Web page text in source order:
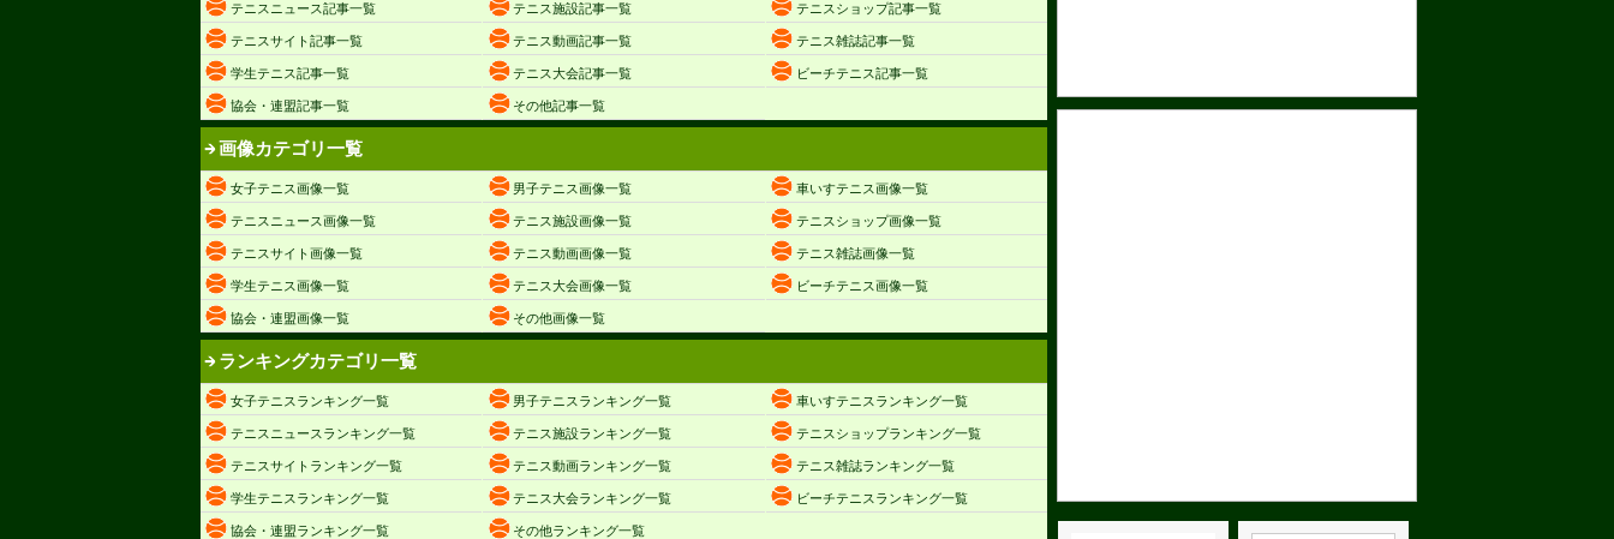
テニスニュース記事一覧 テニス施設記事一覧 テニスショップ記事一覧
テニスサイト記事一覧 テニス動画記事一覧 テニス雑誌記事一覧
学生テニス記事一覧 テニス大会記事一覧 ビーチテニス記事一覧
協会・連盟記事一覧 その他記事一覧
画像カテゴリ一覧
女子テニス画像一覧 男子テニス画像一覧 車いすテニス画像一覧
テニスニュース画像一覧 テニス施設画像一覧 テニスショップ画像一覧
テニスサイト画像一覧 テニス動画画像一覧 テニス雑誌画像一覧
学生テニス画像一覧 テニス大会画像一覧 ビーチテニス画像一覧
協会・連盟画像一覧 その他画像一覧
ランキングカテゴリ一覧
女子テニスランキング一覧 男子テニスランキング一覧 車いすテニスランキング一覧
テニスニュースランキング一覧 テニス施設ランキング一覧 テニスショップランキング一覧
テニスサイトランキング一覧 テニス動画ランキング一覧 テニス雑誌ランキング一覧
学生テニスランキング一覧 テニス大会ランキング一覧 ビーチテニスランキング一覧
協会・連盟ランキング一覧 その他ランキング一覧